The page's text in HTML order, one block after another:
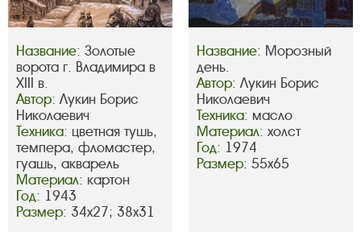
Название: Золотые
ворота г. Владимира в
XIII в.
Автор: Лукин Борис
Николаевич
Техника: цветная тушь,
темпера, фломастер,
гуашь, акварель
Материал: картон
Год: 1943
Размер: 34х27; 38х31
Название: Морозный
день.
Автор: Лукин Борис
Николаевич
Техника: масло
Материал: холст
Год: 1974
Размер: 55х65